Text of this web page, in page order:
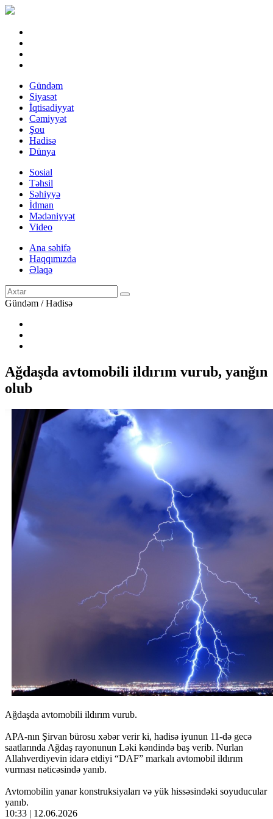
Gündəm
Siyasət
İqtisadiyyat
Cəmiyyət
Şou
Hadisə
Dünya
Sosial
Təhsil
Səhiyyə
İdman
Mədəniyyət
Video
Ana səhifə
Haqqımızda
Əlaqə
Gündəm / Hadisə
Ağdaşda avtomobili ildırım vurub, yanğın
olub
Ağdaşda avtomobili ildırım vurub.
APA-nın Şirvan bürosu xəbər verir ki, hadisə iyunun 11-də gecə
saatlarında Ağdaş rayonunun Ləki kəndində baş verib. Nurlan
Allahverdiyevin idarə etdiyi “DAF” markalı avtomobil ildırım
vurması nəticəsində yanıb.
Avtomobilin yanar konstruksiyaları və yük hissəsindəki soyuducular
yanıb.
10:33 | 12.06.2026